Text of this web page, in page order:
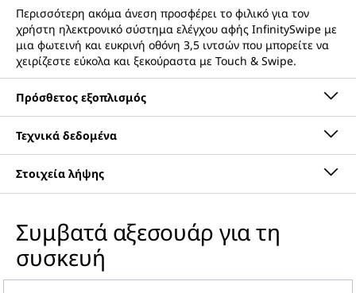
Περισσότερη ακόμα άνεση προσφέρει το φιλικό για τον
χρήστη ηλεκτρονικό σύστημα ελέγχου αφής InfinitySwipe με
μια φωτεινή και ευκρινή οθόνη 3,5 ιντσών που μπορείτε να
χειρίζεστε εύκολα και ξεκούραστα με Touch & Swipe.
Ομάδα προϊόντος
BioFresh και NoFrost
Οδηγίες χρήσης
Συμβατά αξεσουάρ για τη
συσκευή